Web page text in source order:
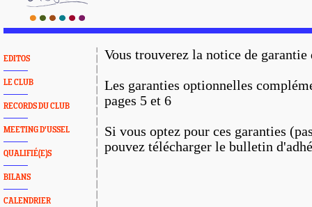
EDITOS
LE CLUB
RECORDS DU CLUB
MEETING D'USSEL
QUALIFIÉ(E)S
BILANS
CALENDRIER
Vous trouverez la notice de garantie
Les garanties optionnelles
pages 5 et 6
Si vous optez pour ces garanties
pouvez télécharger le bulletin